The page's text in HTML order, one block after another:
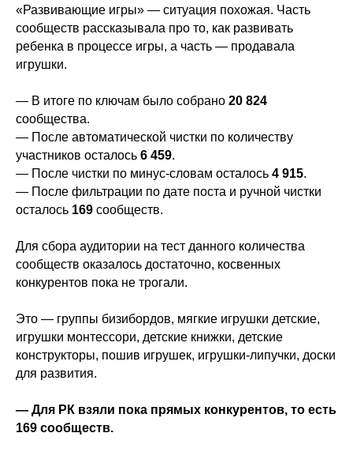
«Развивающие игры» — ситуация похожая. Часть
сообществ рассказывала про то, как развивать
ребенка в процессе игры, а часть — продавала
игрушки.
— В итоге по ключам было собрано 20 824
сообщества.
— После автоматической чистки по количеству
участников осталось 6 459.
— После чистки по минус-словам осталось 4 915.
— После фильтрации по дате поста и ручной чистки
осталось 169 сообществ.
Для сбора аудитории на тест данного количества
сообществ оказалось достаточно, косвенных
конкурентов пока не трогали.
Это — группы бизибордов, мягкие игрушки детские,
игрушки монтессори, детские книжки, детские
конструкторы, пошив игрушек, игрушки-липучки, доски
для развития.
— Для РК взяли пока прямых конкурентов, то есть
169 сообществ.